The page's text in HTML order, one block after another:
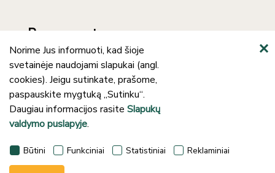
Prenumerata
©2024 Klaipėdos rajono savivaldybės J.
Lankučio viešoji biblioteka
Norime Jus informuoti, kad šioje
svetainėje naudojami slapukai (angl.
cookies). Jeigu sutinkate, prašome,
paspauskite mygtuką „Sutinku“.
Daugiau informacijos rasite Slapukų
valdymo puslapyje.
Būtini Funkciniai Statistiniai Reklaminiai